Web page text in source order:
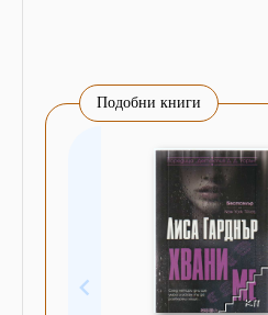
Подобни книги